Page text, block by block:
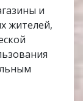
и
жителей,